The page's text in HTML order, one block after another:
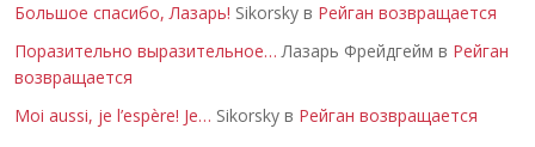
Большое спасибо, Лазарь! Sikorsky в Рейган возвращается
Поразительно выразительное… Лазарь Фрейдгейм в Рейган
возвращается
Moi aussi, je l’espère! Je… Sikorsky в Рейган возвращается